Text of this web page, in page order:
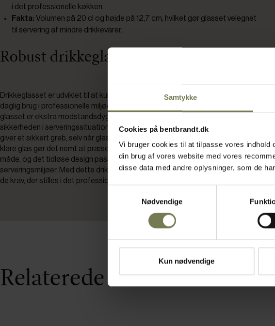
Samtykke
Cookies på bentbrandt.dk
Vi bruger cookies til at tilpasse vores indhold
din brug af vores website med vores
disse data med andre oplysninger, som de
Nødvendige
Kun nødvendige
i det professionelle køkken.
Fakta: Volumen på 20 cl og højde på 12,7 cm, hvilket gør glasset velegnet
til servering af mindre drikkevarer.
Robust drikkeglas til daglig brug
Drikkeglasset er udviklet til at kunne modstå de udfordringer, der følger med
daglig brug i professionelle miljøer. Den hærdede glasteknologi sikrer, at
glasset er ekstra modstandsdygtigt over for stød og slag, hvilket øger
sikkerheden i serveringssituationen. Den facetterede struktur på ydersiden
giver et sikkert greb, selv når glasset er fugtigt, og gør det let at håndtere. Det
klare glas gør det nemt at præsentere drikkevarer på en enkel og overskuelig
måde, og det tidløse design passer ind i både moderne og klassiske
serveringsmiljøer. Med dette drikkeglas får du et pålideligt valg, der lever op til
de krav, der stilles i det professionelle køkken.
Relaterede varer